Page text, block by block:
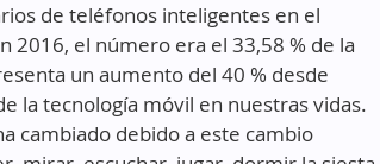
de teléfonos inteligentes en el
2016, el número era el 33,58 % de la
un aumento del 40 % desde
la tecnología móvil en nuestras vidas.
cambiado debido a este cambio